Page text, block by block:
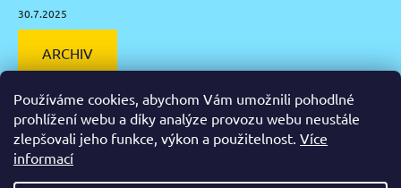
Používáme cookies, abychom Vám umožnili pohodlné
prohlížení webu a díky analýze provozu webu neustále
zlepšovali jeho funkce, výkon a použitelnost. Více
informací
30.7.2025
ARCHIV
Facebook